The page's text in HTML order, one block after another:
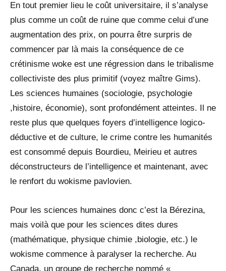
En tout premier lieu le coût universitaire, il s’analyse
plus comme un coût de ruine que comme celui d’une
augmentation des prix, on pourra être surpris de
commencer par là mais la conséquence de ce
crétinisme woke est une régression dans le tribalisme
collectiviste des plus primitif (voyez maître Gims).
Les sciences humaines (sociologie, psychologie
,histoire, économie), sont profondément atteintes. Il ne
reste plus que quelques foyers d’intelligence logico-
déductive et de culture, le crime contre les humanités
est consommé depuis Bourdieu, Meirieu et autres
déconstructeurs de l’intelligence et maintenant, avec
le renfort du wokisme pavlovien.
Pour les sciences humaines donc c’est la Bérezina,
mais voilà que pour les sciences dites dures
(mathématique, physique chimie ,biologie, etc.) le
wokisme commence à paralyser la recherche. Au
Canada, un groupe de recherche nommé «